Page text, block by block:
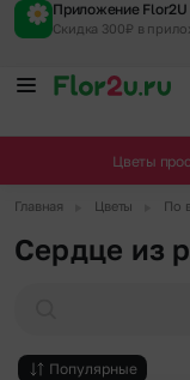
Приложение Flor2U
Скидка 300₽ в
Цветы
Главная Цветы По
Сердце из
Популярные